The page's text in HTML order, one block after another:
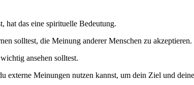
hat das eine spirituelle Bedeutung.
solltest, die Meinung anderer Menschen zu akzeptieren.
ansehen solltest.
externe Meinungen nutzen kannst, um dein Ziel und